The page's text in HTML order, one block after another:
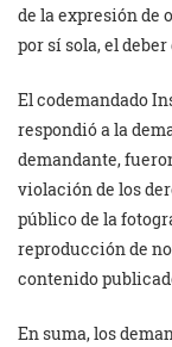
de la expresión de
por sí sola, el
El codemandado
respondió a la
demandante,
violación de los
público de la
reproducción de
contenido
En suma, los